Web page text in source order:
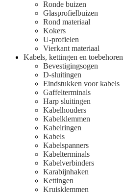
Ronde buizen
Glasprofielbuizen
Rond materiaal
Kokers
U-profielen
Vierkant materiaal
Kabels, kettingen en toebehoren
Bevestigingsogen
D-sluitingen
Eindstukken voor kabels
Gaffelterminals
Harp sluitingen
Kabelhouders
Kabelklemmen
Kabelringen
Kabels
Kabelspanners
Kabelterminals
Kabelverbinders
Karabijnhaken
Kettingen
Kruisklemmen